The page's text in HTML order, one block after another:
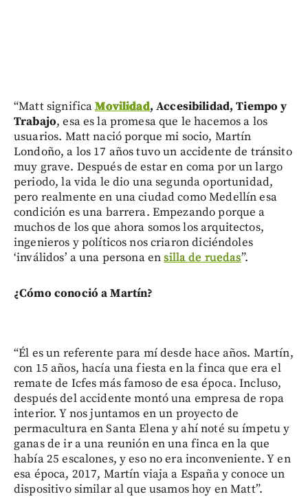
“Matt significaMovilidad, Accesibilidad, Tiempo y
Trabajo, esa es la promesa que le hacemos a los
usuarios. Matt nació porque mi socio, Martín
Londoño, a los 17 años tuvo un accidente de tránsito
muy grave. Después de estar en coma por un largo
periodo, la vida le dio una segunda oportunidad,
pero realmente en una ciudad como Medellín esa
condición es una barrera. Empezando porque a
muchos de los que ahora somos los arquitectos,
ingenieros y políticos nos criaron diciéndoles
‘inválidos’ a una persona ensilla de ruedas”.
¿Cómo conoció a Martín?
“Él es un referente para mí desde hace años. Martín,
con 15 años, hacía una fiesta en la finca que era el
remate de Icfes más famoso de esa época. Incluso,
después del accidente montó una empresa de ropa
interior. Y nos juntamos en un proyecto de
permacultura en Santa Elena y ahí noté su ímpetu y
ganas de ir a una reunión en una finca en la que
había 25 escalones, y eso no era inconveniente. Y en
esa época, 2017, Martín viaja a España y conoce un
dispositivo similar al que usamos hoy en Matt”.